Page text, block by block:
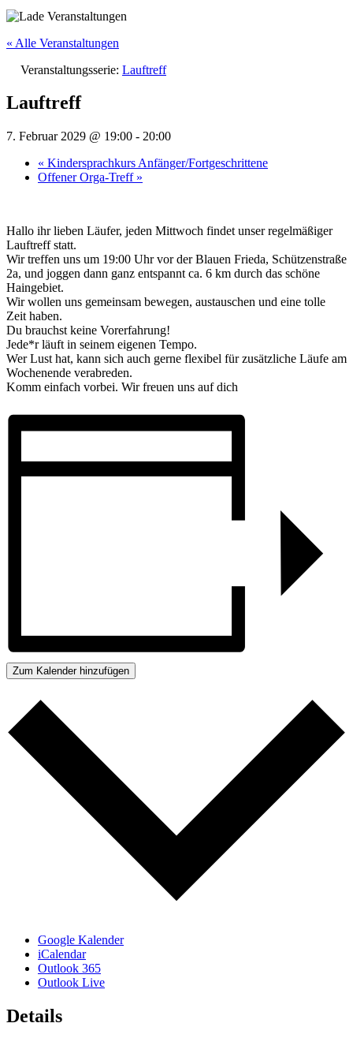
« Alle Veranstaltungen
Veranstaltungsserie: Lauftreff
Lauftreff
7. Februar 2029 @ 19:00 - 20:00
« Kindersprachkurs Anfänger/Fortgeschrittene
Offener Orga-Treff »
Hallo ihr lieben Läufer, jeden Mittwoch findet unser regelmäßiger
Lauftreff statt.
Wir treffen uns um 19:00 Uhr vor der Blauen Frieda, Schützenstraße
2a, und joggen dann ganz entspannt ca. 6 km durch das schöne
Haingebiet.
Wir wollen uns gemeinsam bewegen, austauschen und eine tolle
Zeit haben.
Du brauchst keine Vorerfahrung!
Jede*r läuft in seinem eigenen Tempo.
Wer Lust hat, kann sich auch gerne flexibel für zusätzliche Läufe am
Wochenende verabreden.
Komm einfach vorbei. Wir freuen uns auf dich
Zum Kalender hinzufügen
Google Kalender
iCalendar
Outlook 365
Outlook Live
Details